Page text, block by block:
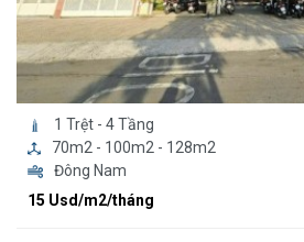
1 Trệt - 4 Tầng
70m2 - 100m2 - 128m2
Đông Nam
15 Usd/m2/tháng